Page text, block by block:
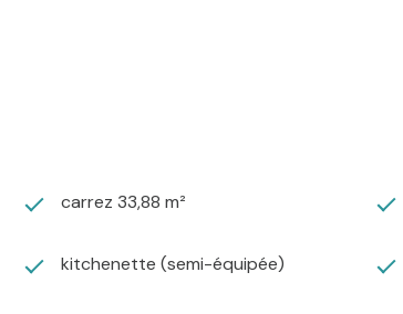
carrez 33,88 m²
kitchenette (semi-équipée)